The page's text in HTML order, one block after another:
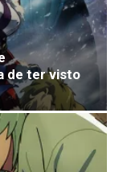
de ter visto